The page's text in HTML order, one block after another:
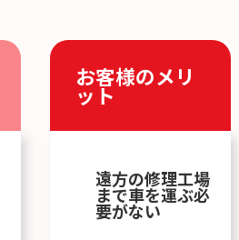
お客様のメリ
ット
遠方の修理工場
まで車を運ぶ必
要がない